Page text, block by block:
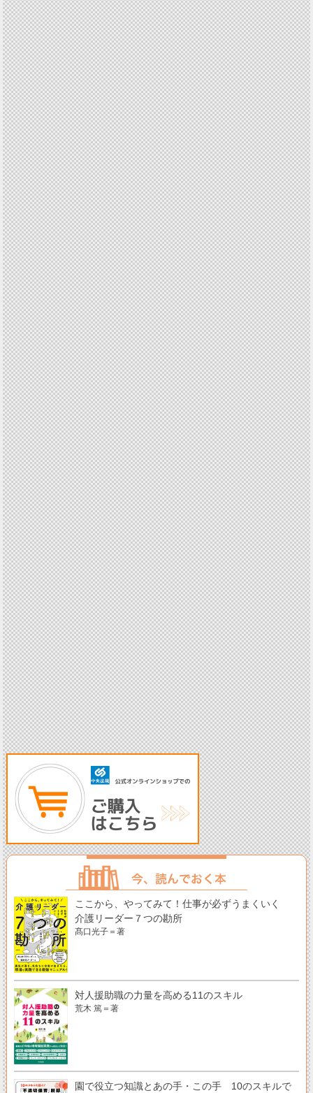
ここから、やってみて！仕事が必ずうまくいく
介護リーダー７つの勘所
髙口光子＝著
対人援助職の力量を高める11のスキル
荒木 篤＝著
園で役立つ知識とあの手・この手 10のスキルで